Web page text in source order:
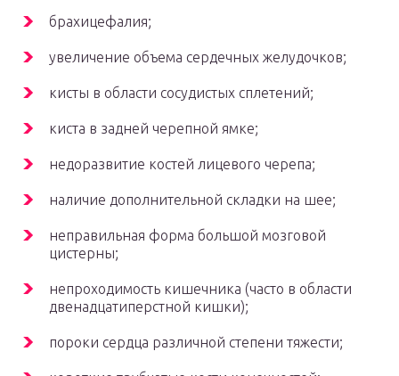
брахицефалия;
увеличение объема сердечных желудочков;
кисты в области сосудистых сплетений;
киста в задней черепной ямке;
недоразвитие костей лицевого черепа;
наличие дополнительной складки на шее;
неправильная форма большой мозговой
цистерны;
непроходимость кишечника (часто в области
двенадцатиперстной кишки);
пороки сердца различной степени тяжести;